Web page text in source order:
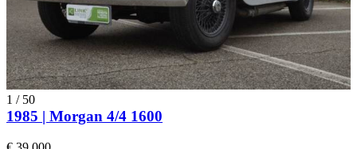
1 / 50
1985 | Morgan 4/4 1600